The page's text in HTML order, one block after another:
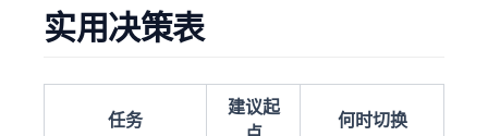
实用决策表
任务
建议起
何时切换